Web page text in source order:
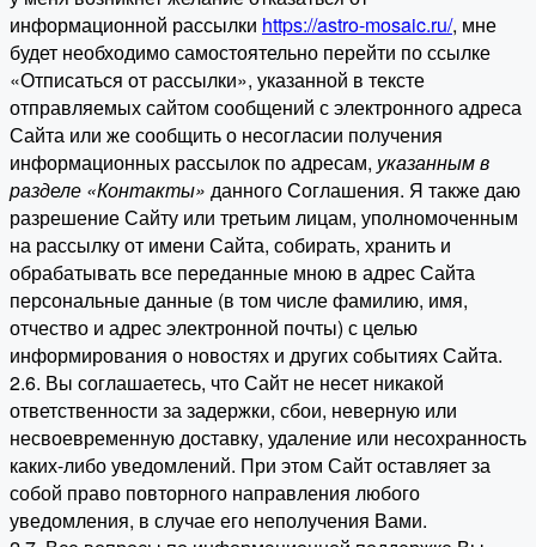
информационной рассылки https://astro-mosaic.ru/, мне
будет необходимо самостоятельно перейти по ссылке
«Отписаться от рассылки», указанной в тексте
отправляемых сайтом сообщений с электронного адреса
Сайта или же сообщить о несогласии получения
информационных рассылок по адресам, указанным в
разделе «Контакты» данного Соглашения. Я также даю
разрешение Сайту или третьим лицам, уполномоченным
на рассылку от имени Сайта, собирать, хранить и
обрабатывать все переданные мною в адрес Сайта
персональные данные (в том числе фамилию, имя,
отчество и адрес электронной почты) с целью
информирования о новостях и других событиях Сайта.
2.6. Вы соглашаетесь, что Сайт не несет никакой
ответственности за задержки, сбои, неверную или
несвоевременную доставку, удаление или несохранность
каких-либо уведомлений. При этом Сайт оставляет за
собой право повторного направления любого
уведомления, в случае его неполучения Вами.